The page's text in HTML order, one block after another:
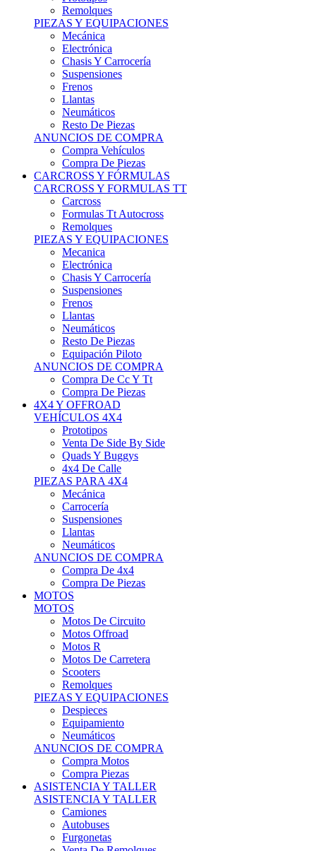
Remolques
PIEZAS Y EQUIPACIONES
Mecánica
Electrónica
Chasis Y Carrocería
Suspensiones
Frenos
Llantas
Neumáticos
Resto De Piezas
ANUNCIOS DE COMPRA
Compra Vehículos
Compra De Piezas
CARCROSS Y FÓRMULAS
CARCROSS Y FORMULAS TT
Carcross
Formulas Tt Autocross
Remolques
PIEZAS Y EQUIPACIONES
Mecanica
Electrónica
Chasis Y Carrocería
Suspensiones
Frenos
Llantas
Neumáticos
Resto De Piezas
Equipación Piloto
ANUNCIOS DE COMPRA
Compra De Cc Y Tt
Compra De Piezas
4X4 Y OFFROAD
VEHÍCULOS 4X4
Prototipos
Venta De Side By Side
Quads Y Buggys
4x4 De Calle
PIEZAS PARA 4X4
Mecánica
Carrocería
Suspensiones
Llantas
Neumáticos
ANUNCIOS DE COMPRA
Compra De 4x4
Compra De Piezas
MOTOS
MOTOS
Motos De Circuito
Motos Offroad
Motos R
Motos De Carretera
Scooters
Remolques
PIEZAS Y EQUIPACIONES
Despieces
Equipamiento
Neumáticos
ANUNCIOS DE COMPRA
Compra Motos
Compra Piezas
ASISTENCIA Y TALLER
ASISTENCIA Y TALLER
Camiones
Autobuses
Furgonetas